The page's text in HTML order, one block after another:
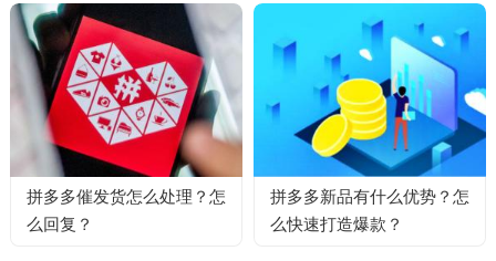
拼多多催发货怎么处理？怎
么回复？
拼多多新品有什么优势？怎
么快速打造爆款？